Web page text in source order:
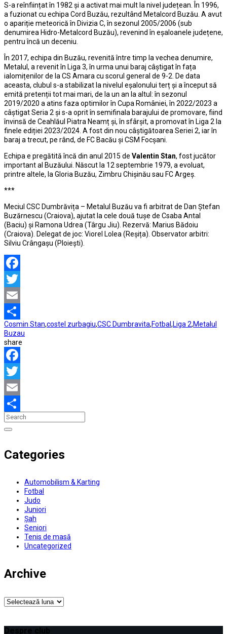
S-a reînființat în 1982 și a activat mai mult la nivel județean. În 1996,
a fuzionat cu echipa Cord Buzău, rezultând Metalcord Buzău. A avut
o apariție meteorică în Divizia C, în sezonul 2005/2006 (sub
denumirea Hidro-Metalcord Buzău), revenind în eșaloanele județene,
pentru încă un deceniu.
În 2017, echipa din Buzău, revenită între timp la vechea denumire,
Metalul, a revenit în Liga 3, în urma unui baraj câștigat în fața
ialomițenilor de la CS Amara cu scorul general de 9-2. De data
aceasta, clubul s-a stabilizat la nivelul eșalonului terț și a început să
emită pretenții tot mai mari, de la un an la altul: în sezonul
2019/2020 a atins faza optimilor în Cupa României, în 2022/2023 a
câștigat Seria 2 și s-a oprit în semifinala barajului de promovare, fiind
învinsă de Ceahlăul Piatra Neamț și, în sfârșit, a promovat în Liga 2 la
finele ediției 2023/2024. A fost din nou câștigătoarea Seriei 2, iar în
baraj a trecut, pe rând, de FC Bacău și CSM Focșani.
Echipa e pregătită încă din anul 2015 de Valentin Stan, fost jucător
important al Buzăului. Născut la 12 septembrie 1979, a evoluat,
printre altele, la Gloria Buzău, Zimbru Chișinău sau FC Argeș.
***
Meciul CSC Dumbrăvița – Metalul Buzău va fi arbitrat de Dan Ștefan
Buzărnescu (Craiova), ajutat la cele două tușe de Csaba Antal
(Baciu) și Ramona Udrea (Târgu Jiu). Rezervă: Marius Bădoiu
(Craiova). Delegat de joc: Viorel Lolea (Reșița). Observator arbitri:
Silviu Crângașu (Ploiești).
Facebook
Twitter
Email
Partajează
Cosmin Stan,costel zurbagiu,CSC Dumbravita,Fotbal ,Liga 2,Metalul
Buzau
share
Facebook
Twitter
Email
Partajează
Categories
Automobilism & Karting
Fotbal
Judo
Juniori
Șah
Seniori
Tenis de masă
Uncategorized
Archive
Archive
Despre club